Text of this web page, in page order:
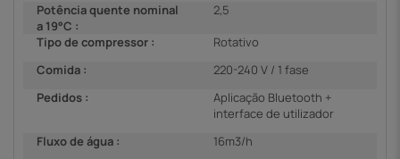
Potência quente nominal
a 19°C :
2,5
Tipo de compressor :
Rotativo
Comida :
220-240 V / 1 fase
Pedidos :
Aplicação Bluetooth +
interface de utilizador
Fluxo de água :
16m3/h